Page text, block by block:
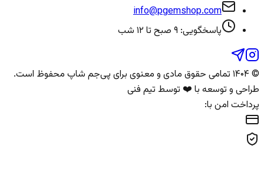
info@pgemshop.com
پاسخگویی: ۹ صبح تا ۱۲ شب
© ۱۴۰۴ تمامی حقوق مادی و معنوی برای پی‌جم شاپ محفوظ است.
طراحی و توسعه با ❤️ توسط تیم فنی
پرداخت امن با: